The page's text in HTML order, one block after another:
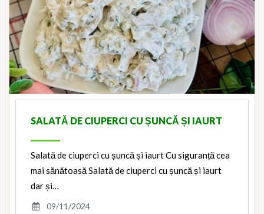
SALATĂ DE CIUPERCI CU ȘUNCĂ ȘI IAURT
Salată de ciuperci cu șuncă și iaurt Cu siguranță cea
mai sănătoasă Salată de ciuperci cu șuncă și iaurt
dar și…
09/11/2024